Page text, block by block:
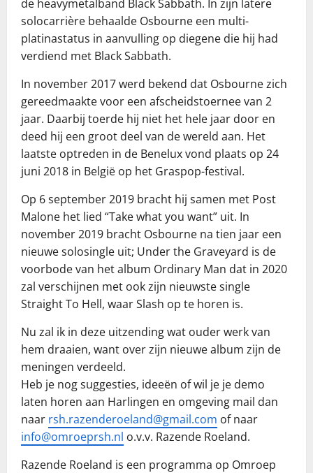
de heavymetalband Black Sabbath. In zijn latere
solocarrière behaalde Osbourne een multi-
platinastatus in aanvulling op diegene die hij had
verdiend met Black Sabbath.
In november 2017 werd bekend dat Osbourne zich
gereedmaakte voor een afscheidstoernee van 2
jaar. Daarbij toerde hij niet het hele jaar door en
deed hij een groot deel van de wereld aan. Het
laatste optreden in de Benelux vond plaats op 24
juni 2018 in België op het Graspop-festival.
Op 6 september 2019 bracht hij samen met Post
Malone het lied “Take what you want” uit. In
november 2019 bracht Osbourne na tien jaar een
nieuwe solosingle uit; Under the Graveyard is de
voorbode van het album Ordinary Man dat in 2020
zal verschijnen met ook zijn nieuwste single
Straight To Hell, waar Slash op te horen is.
Nu zal ik in deze uitzending wat ouder werk van
hem draaien, want over zijn nieuwe album zijn de
meningen verdeeld.
Heb je nog suggesties, ideeën of wil je je demo
laten horen aan Harlingen en omgeving mail dan
naar rsh.razenderoeland@gmail.com of naar
info@omroeprsh.nl o.v.v. Razende Roeland.
Razende Roeland is een programma op Omroep